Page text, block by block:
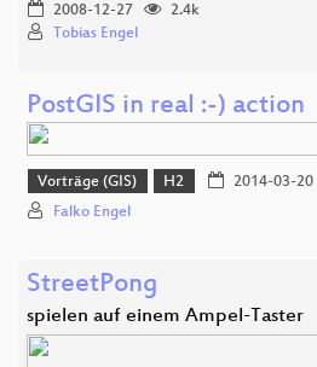
2008-12-27
2.4k
Tobias Engel
PostGIS in real :-) action
Vorträge (GIS) H2 2014-03-20
Falko Engel
StreetPong
spielen auf einem Ampel-Taster